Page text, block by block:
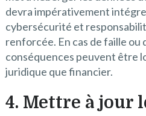
devra impérativement
cybersécurité et
renforcée. En cas de faille ou
conséquences peuvent être
juridique que financier.
4. Mettre à jour